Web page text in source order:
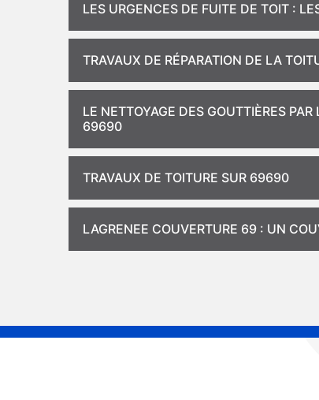
LES URGENCES DE FUITE DE TOIT :
TRAVAUX DE RÉPARATION DE LA
LE NETTOYAGE DES GOUTTIÈRES
69690
TRAVAUX DE TOITURE SUR 69690
LAGRENEE COUVERTURE 69 : UN